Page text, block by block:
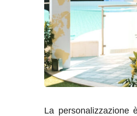
La personalizzazione